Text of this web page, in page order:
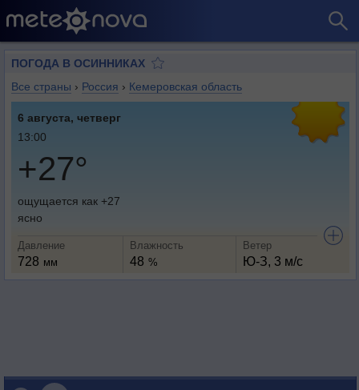
ПОГОДА В ОСИННИКАХ
Все страны › Россия › Кемеровская область
6 августа, четверг
13:00
+27°
ощущается как +27
ясно
Давление
728 мм
Влажность
48 %
Ветер
Ю-З, 3 м/с